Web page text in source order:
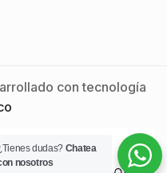
con tecnología
dudas? Chatea
nosotros